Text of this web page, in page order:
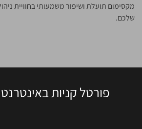
מקסימום תועלת ושיפור משמעותי בחוויית
שלכם.
פורטל קניות